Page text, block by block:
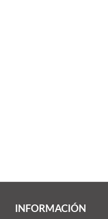
INFORMACIÓN